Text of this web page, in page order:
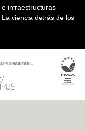
infraestructuras
ciencia detrás de los